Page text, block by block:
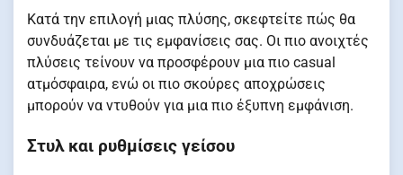
Κατά την επιλογή μιας πλύσης, σκεφτείτε πώς θα
συνδυάζεται με τις εμφανίσεις σας. Οι πιο ανοιχτές
πλύσεις τείνουν να προσφέρουν μια πιο casual
ατμόσφαιρα, ενώ οι πιο σκούρες αποχρώσεις
μπορούν να ντυθούν για μια πιο έξυπνη εμφάνιση.
Στυλ και ρυθμίσεις γείσου